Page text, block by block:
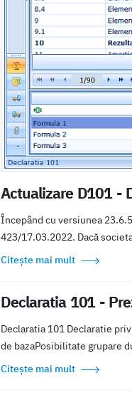
Actualizare D101 -
Începând cu versiunea
423/17.03.2022. Dacă
Citește mai mult
Declaratia 101 -
Declaratia 101 Declaratie
de bazaPosibilitate grupare
Citește mai mult